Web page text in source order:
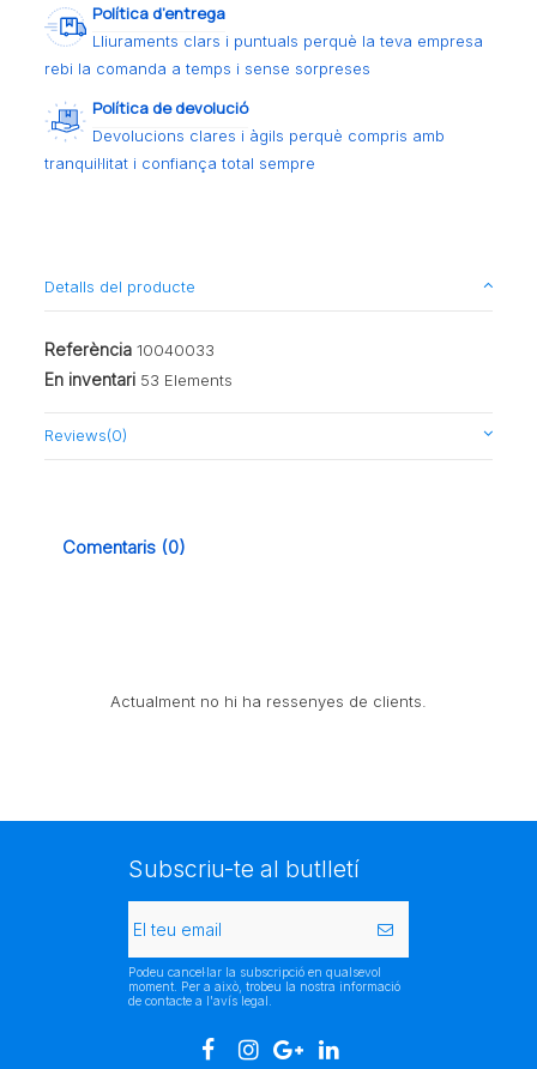
Política d’entrega
Lliuraments clars i puntuals perquè la teva empresa
rebi la comanda a temps i sense sorpreses
Política de devolució
Devolucions clares i àgils perquè compris amb
tranquil·litat i confiança total sempre
Detalls del producte
Referència 10040033
En inventari 53 Elements
Reviews(0)
Comentaris (0)
Actualment no hi ha ressenyes de clients.
Subscriu-te al butlletí
Podeu cancel·lar la subscripció en qualsevol
moment. Per a això, trobeu la nostra informació
de contacte a l'avís legal.